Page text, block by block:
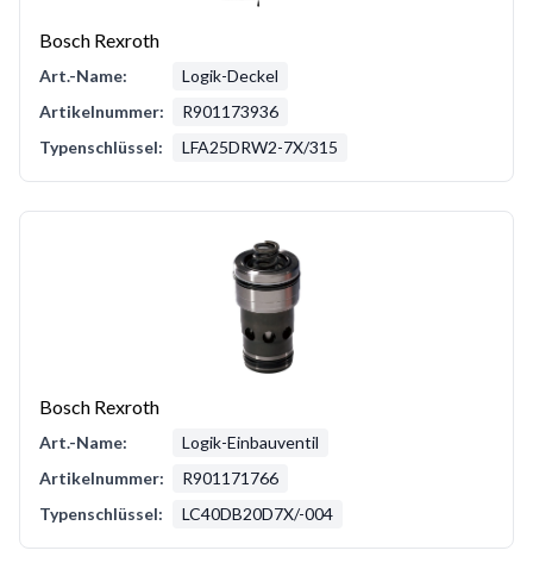
Bosch Rexroth
Art.-Name:
Logik-Deckel
Artikelnummer:
R901173936
Typenschlüssel:
LFA25DRW2-7X/315
Bosch Rexroth
Art.-Name:
Logik-Einbauventil
Artikelnummer:
R901171766
Typenschlüssel:
LC40DB20D7X/-004